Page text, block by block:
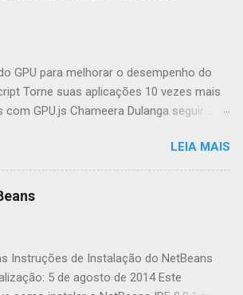
GPU para melhorar o desempenho do
Torne suas aplicações 10 vezes mais
com GPU.js Chameera Dulanga seguir 30
para melhorar o desempenho da
Mas você já pensou em combinar o poder
Este artigo irá apresentá-lo a uma
de aceleração JavaScript chamada
LEIA MAIS
Instruções de Instalação do NetBeans
5 de agosto de 2014 Este